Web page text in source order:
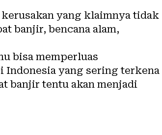
kerusakan yang klaimnya tidak
banjir, bencana alam,
bisa memperluas
Indonesia yang sering terkena
banjir tentu akan menjadi